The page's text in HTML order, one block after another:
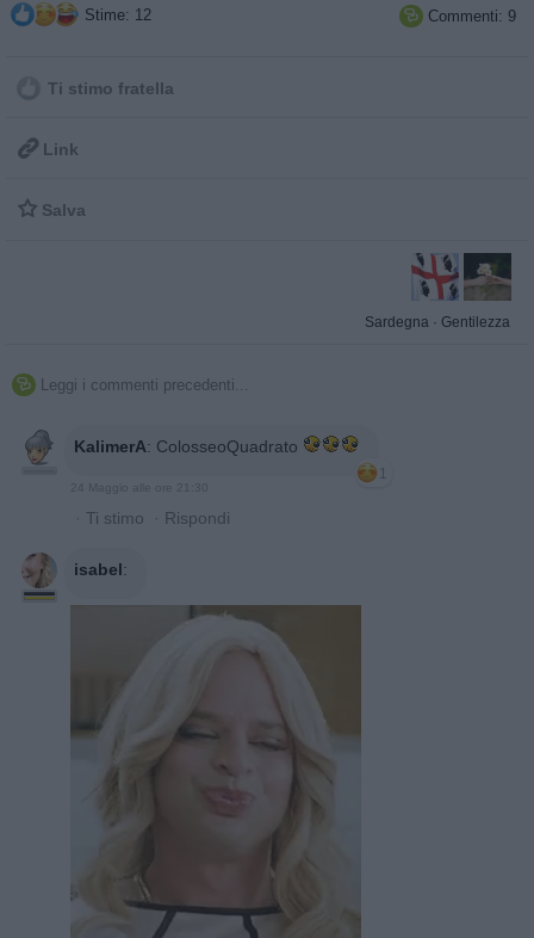
Stime: 12  Commenti: 9
Ti stimo fratella
 Link
 Salva
Sardegna · Gentilezza
 Leggi i commenti precedenti...
KalimerA: ColosseoQuadrato
1
24 Maggio alle ore 21:30
· Ti stimo · Rispondi
isabel: